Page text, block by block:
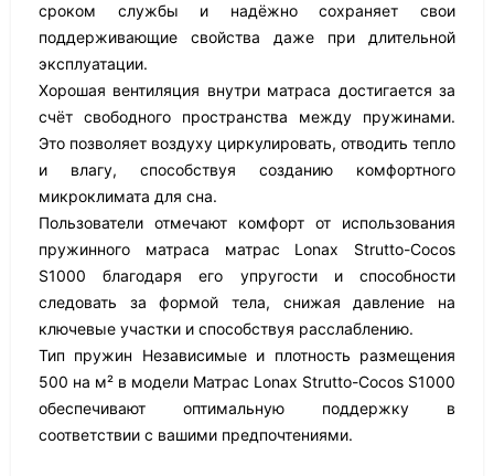
сроком службы и надёжно сохраняет свои
поддерживающие свойства даже при длительной
эксплуатации.
Хорошая вентиляция внутри матраса достигается за
счёт свободного пространства между пружинами.
Это позволяет воздуху циркулировать, отводить тепло
и влагу, способствуя созданию комфортного
микроклимата для сна.
Пользователи отмечают комфорт от использования
пружинного матраса матрас Lonax Strutto-Cocos
S1000 благодаря его упругости и способности
следовать за формой тела, снижая давление на
ключевые участки и способствуя расслаблению.
Тип пружин Независимые и плотность размещения
500 на м² в модели Матрас Lonax Strutto-Cocos S1000
обеспечивают оптимальную поддержку в
соответствии с вашими предпочтениями.